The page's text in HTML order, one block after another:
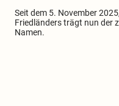
Seit dem 5. November
Friedländers trägt nun der
Namen.